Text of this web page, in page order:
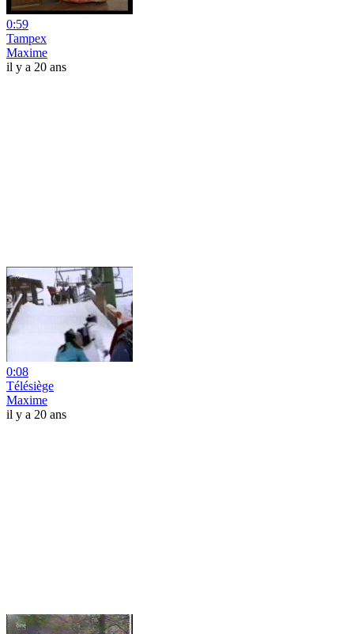
0:59
Tampex
Maxime
il y a 20 ans
0:08
Télésiège
Maxime
il y a 20 ans